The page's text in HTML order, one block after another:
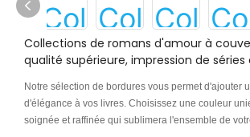
Collections de romans d'amour à
qualité supérieure, impression de séries
Notre sélection de bordures vous permet d'ajouter
d'élégance à vos livres. Choisissez une couleur
soignée et raffinée qui sublimera l'ensemble de